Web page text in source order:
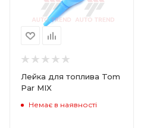
Лейка для топлива Tom
Par MIX
Немає в наявності